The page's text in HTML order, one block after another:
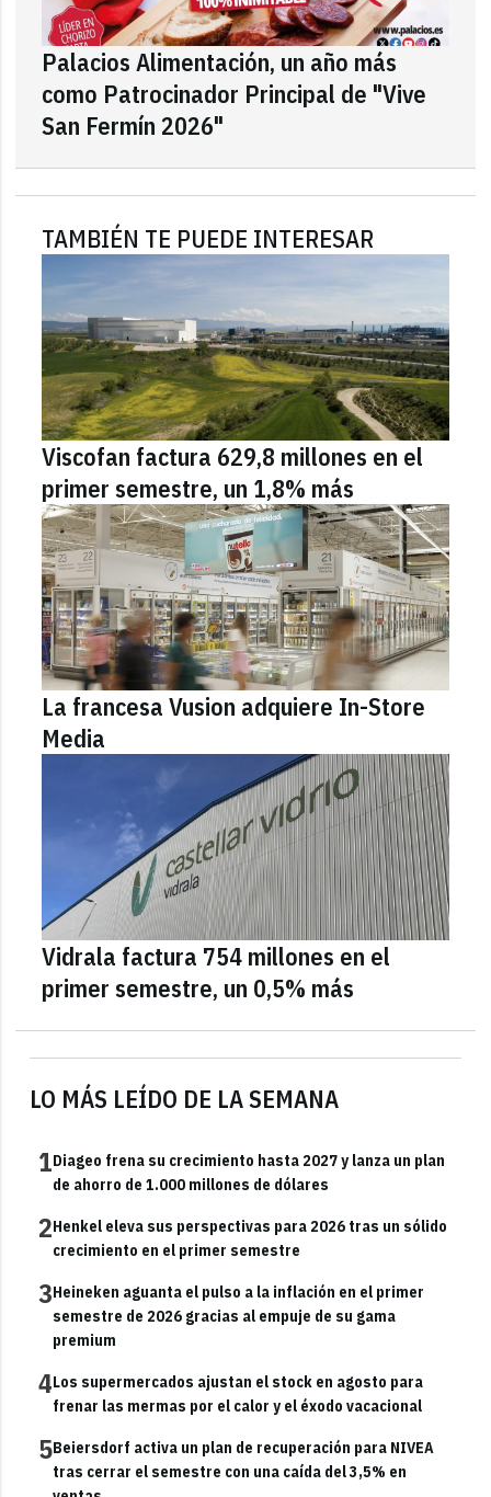
LO MÁS LEÍDO DE LA SEMANA
1Diageo frena su crecimiento hasta 2027 y lanza un plan
de ahorro de 1.000 millones de dólares
2Henkel eleva sus perspectivas para 2026 tras un sólido
crecimiento en el primer semestre
3Heineken aguanta el pulso a la inflación en el primer
semestre de 2026 gracias al empuje de su gama
premium
4Los supermercados ajustan el stock en agosto para
frenar las mermas por el calor y el éxodo vacacional
5Beiersdorf activa un plan de recuperación para NIVEA
tras cerrar el semestre con una caída del 3,5% en
Palacios Alimentación, un año más
como Patrocinador Principal de "Vive
San Fermín 2026"
TAMBIÉN TE PUEDE INTERESAR
Viscofan factura 629,8 millones en el
primer semestre, un 1,8% más
La francesa Vusion adquiere In-Store
Media
Vidrala factura 754 millones en el
primer semestre, un 0,5% más